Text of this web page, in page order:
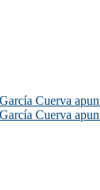
Cuerva
Cuerva